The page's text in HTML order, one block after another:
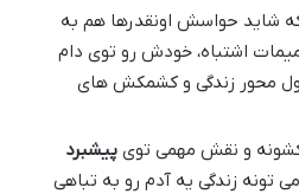
شاید حواسش اونقدرها هم به
اشتباه، خودش رو توی دام
محور زندگی و کشمکش های
کشونه و نقش مهمی تویپیشبرد
تونه زندگی یه آدم رو به تباهی